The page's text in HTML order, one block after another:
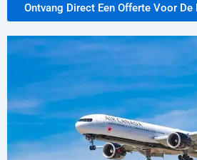
Ontvang Direct Een Offerte Voor